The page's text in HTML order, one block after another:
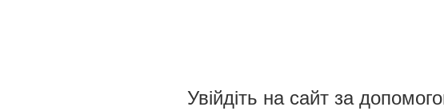
Увійдіть на сайт за